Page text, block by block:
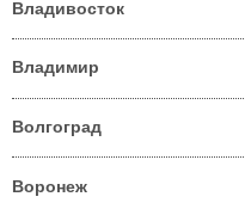
Владивосток
Владимир
Волгоград
Воронеж